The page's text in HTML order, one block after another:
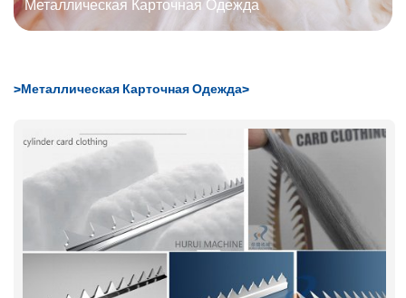
Металлическая Карточная Одежда
>Металлическая Карточная Одежда>